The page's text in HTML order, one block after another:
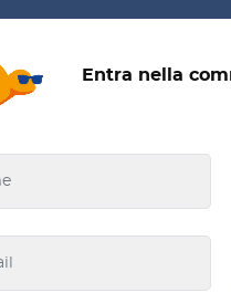
Entra nella